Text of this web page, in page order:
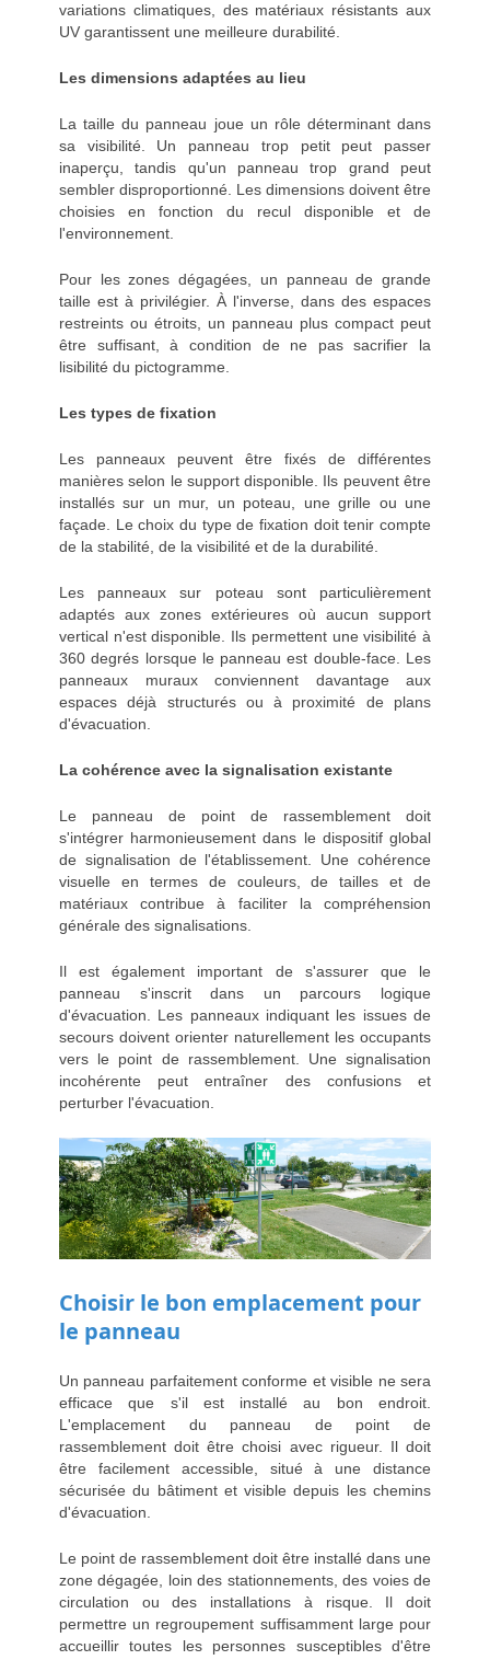
variations climatiques, des matériaux résistants aux
UV garantissent une meilleure durabilité.
Les dimensions adaptées au lieu
La taille du panneau joue un rôle déterminant dans
sa visibilité. Un panneau trop petit peut passer
inaperçu, tandis qu'un panneau trop grand peut
sembler disproportionné. Les dimensions doivent être
choisies en fonction du recul disponible et de
l'environnement.
Pour les zones dégagées, un panneau de grande
taille est à privilégier. À l'inverse, dans des espaces
restreints ou étroits, un panneau plus compact peut
être suffisant, à condition de ne pas sacrifier la
lisibilité du pictogramme.
Les types de fixation
Les panneaux peuvent être fixés de différentes
manières selon le support disponible. Ils peuvent être
installés sur un mur, un poteau, une grille ou une
façade. Le choix du type de fixation doit tenir compte
de la stabilité, de la visibilité et de la durabilité.
Les panneaux sur poteau sont particulièrement
adaptés aux zones extérieures où aucun support
vertical n'est disponible. Ils permettent une visibilité à
360 degrés lorsque le panneau est double-face. Les
panneaux muraux conviennent davantage aux
espaces déjà structurés ou à proximité de plans
d'évacuation.
La cohérence avec la signalisation existante
Le panneau de point de rassemblement doit
s'intégrer harmonieusement dans le dispositif global
de signalisation de l'établissement. Une cohérence
visuelle en termes de couleurs, de tailles et de
matériaux contribue à faciliter la compréhension
générale des signalisations.
Il est également important de s'assurer que le
panneau s'inscrit dans un parcours logique
d'évacuation. Les panneaux indiquant les issues de
secours doivent orienter naturellement les occupants
vers le point de rassemblement. Une signalisation
incohérente peut entraîner des confusions et
perturber l'évacuation.
Choisir le bon emplacement pour
le panneau
Un panneau parfaitement conforme et visible ne sera
efficace que s'il est installé au bon endroit.
L'emplacement du panneau de point de
rassemblement doit être choisi avec rigueur. Il doit
être facilement accessible, situé à une distance
sécurisée du bâtiment et visible depuis les chemins
d'évacuation.
Le point de rassemblement doit être installé dans une
zone dégagée, loin des stationnements, des voies de
circulation ou des installations à risque. Il doit
permettre un regroupement suffisamment large pour
accueillir toutes les personnes susceptibles d'être